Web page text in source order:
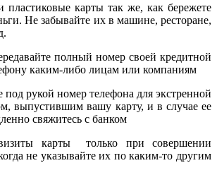
пластиковые карты так же, как бережете
Не забывайте их в машине, ресторане,
полный номер своей кредитной
каким-либо лицам или компаниям
под рукой номер телефона для экстренной
выпустившим вашу карту, и в случае ее
свяжитесь с банком
карты только при совершении
не указывайте их по каким-то другим